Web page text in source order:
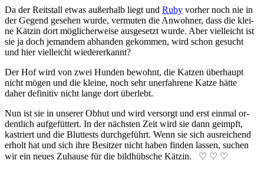
Da der Reit­stall etwas auß­er­halb liegt und Ruby vor­her noch nie in
der Ge­gend ge­seh­en wur­de, ver­mut­en die An­wohn­er, dass die klei­
ne Kätz­in dort mög­lich­er­wei­se aus­ge­setzt wurde. Aber vielleicht ist
sie ja doch je­man­dem ab­han­den ge­kom­men, wird schon ge­sucht
und hier viel­leicht wie­der­er­kannt?
Der Hof wird von zwei Hunden be­wohnt, die Katz­en über­haupt
nicht mög­en und die kleine, noch sehr un­er­fahr­ene Katze hätte
daher de­fini­tiv nicht lange dort über­lebt.
Nun ist sie in un­ser­er Ob­hut und wird ver­sorgt und erst ein­mal or­
dent­lich auf­ge­fütt­ert. In der nächs­ten Zeit wird sie dann ge­impft,
kas­triert und die Blut­tests durch­ge­führt. Wenn sie sich aus­reich­end
er­holt hat und sich ihre Be­sitz­er nicht ha­ben fin­den las­sen, such­en
wir ein neu­es Zu­hause für die bild­hüb­sche Kätz­in. ♡ ♡ ♡